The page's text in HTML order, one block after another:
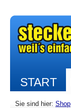
START
Sie sind hier: Shop